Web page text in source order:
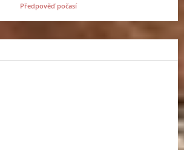
Předpověď počasí